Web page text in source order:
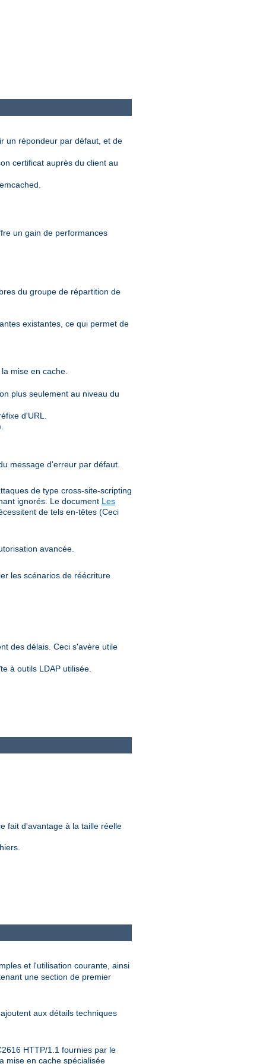
un répondeur par défaut, et de
certificat auprès du client au
un gain de performances
du groupe de répartition de
existantes, ce qui permet de
mise en cache.
plus seulement au niveau du
d'URL.
message d'erreur par défaut.
de type cross-site-scripting
ignorés. Le document Les
de tels en-têtes (Ceci
avancée.
les scénarios de réécriture
des délais. Ceci s'avère utile
à outils LDAP utilisée.
fait d'avantage à la taille réelle
et l'utilisation courante, ainsi
une section de premier
aux détails techniques
HTTP/1.1 fournies par le
mise en cache spécialisée